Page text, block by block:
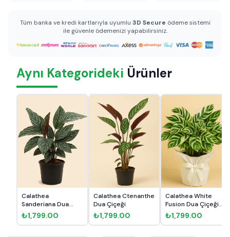
Tüm banka ve kredi kartlarıyla uyumlu 3D Secure ödeme sistemi
ile güvenle ödemenizi yapabilirsiniz.
Aynı Kategorideki Ürünler
Calathea
Sanderiana Dua
Çiçeği
₺1,799.00
Calathea Ctenanthe
Dua Çiçeği
₺1,799.00
Calathea White
Fusion Dua Çiçeği
Hediye...
₺1,799.00